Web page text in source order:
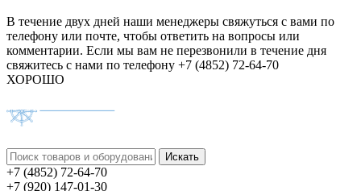
В течение двух дней наши менеджеры свяжуться с вами по
телефону или почте, чтобы ответить на вопросы или
комментарии. Если мы вам не перезвонили в течение дня
свяжитесь с нами по телефону +7 (4852) 72-64-70
ХОРОШО
+7 (4852) 72-64-70
+7 (920) 147-01-30